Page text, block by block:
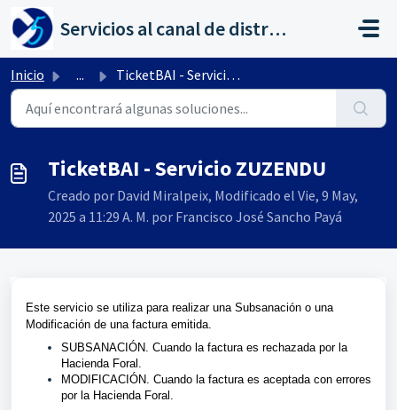
Saltar al contenido principal
Servicios al canal de distribución de AHORA
Inicio ... TicketBAI - Servicio ZUZENDU
TicketBAI - Servicio ZUZENDU
Creado por David Miralpeix, Modificado el Vie, 9 May,
2025 a 11:29 A. M. por Francisco José Sancho Payá
Este servicio se utiliza para realizar una Subsanación o una
Modificación de una factura emitida.
SUBSANACIÓN. Cuando la factura es rechazada por la
Hacienda Foral.
MODIFICACIÓN. Cuando la factura es aceptada con errores
por la Hacienda Foral.